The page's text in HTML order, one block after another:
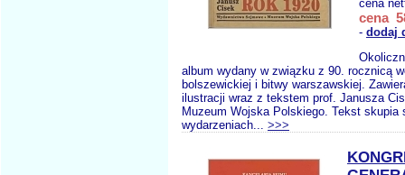
cena
cena
- dodaj
album wydany w związku z 90. rocznicą
bolszewickiej i bitwy warszawskiej.
ilustracji wraz z tekstem prof. Janusza
Muzeum Wojska Polskiego. Tekst skupia
wydarzeniach... >>>